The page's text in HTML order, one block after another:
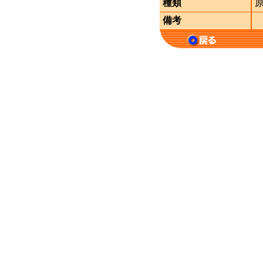
種類
備考